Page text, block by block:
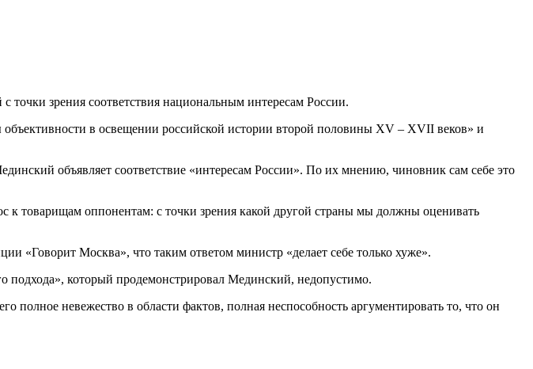
точки зрения соответствия национальным интересам России.
в освещении российской истории второй половины XV – XVII веков» и
объявляет соответствие «интересам России». По их мнению, чиновник сам себе это
к товарищам оппонентам: с точки зрения какой другой страны мы должны оценивать
«Говорит Москва», что таким ответом министр «делает себе только хуже».
подхода», который продемонстрировал Мединский, недопустимо.
полное невежество в области фактов, полная неспособность аргументировать то, что он